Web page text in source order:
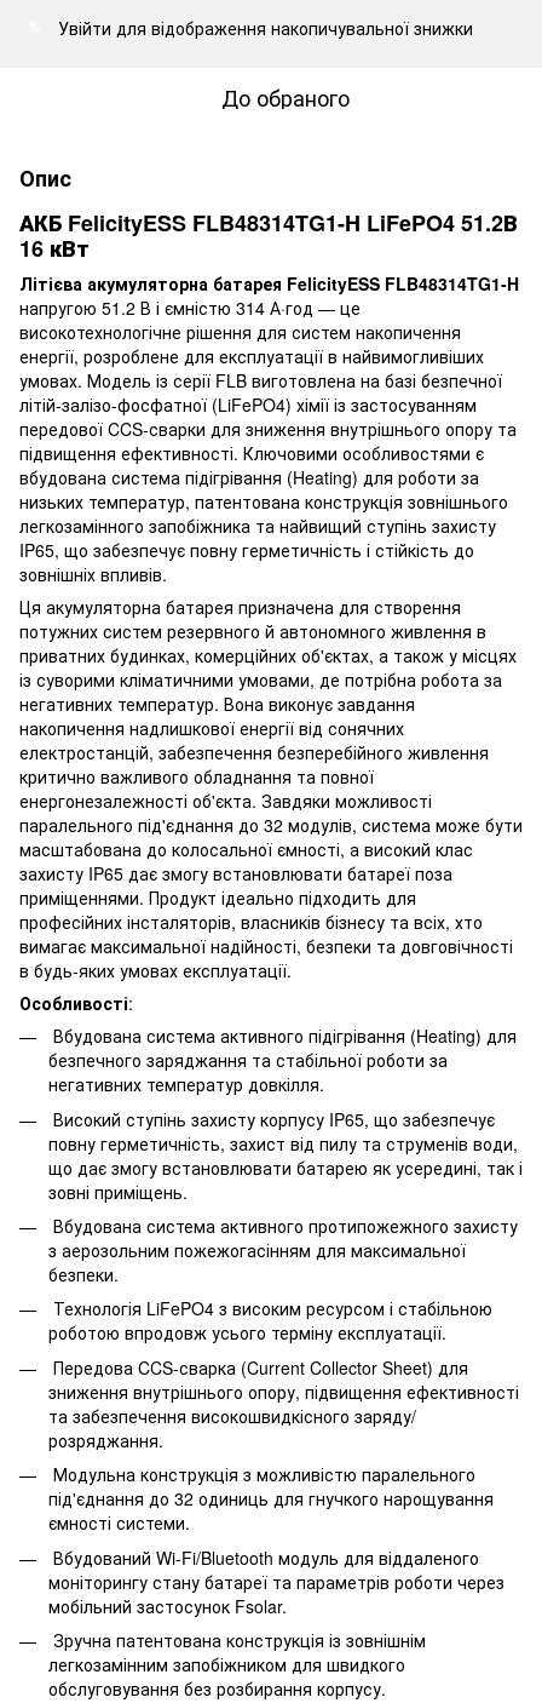
Увійти для відображення накопичувальної знижки
До обраного
Опис
АКБ FelicityESS FLB48314TG1-H LiFePO4 51.2В
16 кВт
Літієва акумуляторна батарея FelicityESS FLB48314TG1-H
напругою 51.2 В і ємністю 314 А·год — це
високотехнологічне рішення для систем накопичення
енергії, розроблене для експлуатації в найвимогливіших
умовах. Модель із серії FLB виготовлена на базі безпечної
літій-залізо-фосфатної (LiFePO4) хімії із застосуванням
передової CCS-сварки для зниження внутрішнього опору та
підвищення ефективності. Ключовими особливостями є
вбудована система підігрівання (Heating) для роботи за
низьких температур, патентована конструкція зовнішнього
легкозамінного запобіжника та найвищий ступінь захисту
IP65, що забезпечує повну герметичність і стійкість до
зовнішніх впливів.
Ця акумуляторна батарея призначена для створення
потужних систем резервного й автономного живлення в
приватних будинках, комерційних об'єктах, а також у місцях
із суворими кліматичними умовами, де потрібна робота за
негативних температур. Вона виконує завдання
накопичення надлишкової енергії від сонячних
електростанцій, забезпечення безперебійного живлення
критично важливого обладнання та повної
енергонезалежності об'єкта. Завдяки можливості
паралельного під'єднання до 32 модулів, система може бути
масштабована до колосальної ємності, а високий клас
захисту IP65 дає змогу встановлювати батареї поза
приміщеннями. Продукт ідеально підходить для
професійних інсталяторів, власників бізнесу та всіх, хто
вимагає максимальної надійності, безпеки та довговічності
в будь-яких умовах експлуатації.
Особливості:
Вбудована система активного підігрівання (Heating) для
безпечного заряджання та стабільної роботи за
негативних температур довкілля.
Високий ступінь захисту корпусу IP65, що забезпечує
повну герметичність, захист від пилу та струменів води,
що дає змогу встановлювати батарею як усередині, так і
зовні приміщень.
Вбудована система активного протипожежного захисту
з аерозольним пожежогасінням для максимальної
безпеки.
Технологія LiFePO4 з високим ресурсом і стабільною
роботою впродовж усього терміну експлуатації.
Передова CCS-сварка (Current Collector Sheet) для
зниження внутрішнього опору, підвищення ефективності
та забезпечення високошвидкісного заряду/
розряджання.
Модульна конструкція з можливістю паралельного
під'єднання до 32 одиниць для гнучкого нарощування
ємності системи.
Вбудований Wi-Fi/Bluetooth модуль для віддаленого
моніторингу стану батареї та параметрів роботи через
мобільний застосунок Fsolar.
Зручна патентована конструкція із зовнішнім
легкозамінним запобіжником для швидкого
обслуговування без розбирання корпусу.